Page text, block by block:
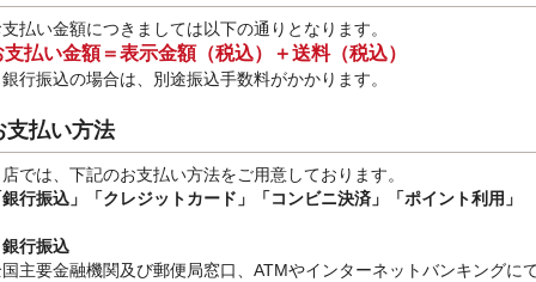
払い金額につきましては以下の通りとなります。
支払い金額＝表示金額（税込）＋送料（税込）
行振込の場合は、別途振込手数料がかかります。
支払い方法
では、下記のお支払い方法をご用意しております。
行振込」
「クレジットカード」「コンビニ決済」「ポイント利用」
行振込
主要金融機関及び郵便局窓口、ATMやインターネットバンキングに